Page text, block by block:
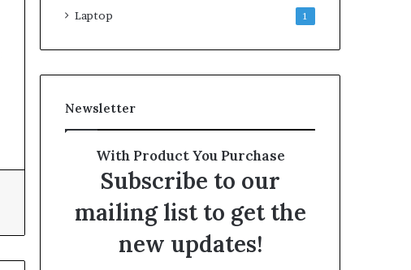
Laptop 1
Newsletter
With Product You Purchase
Subscribe to our
mailing list to get the
new updates!